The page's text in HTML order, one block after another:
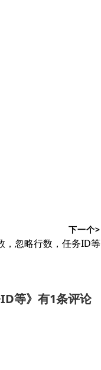
下一个>
，忽略行数，任务ID等
等》有1条评论